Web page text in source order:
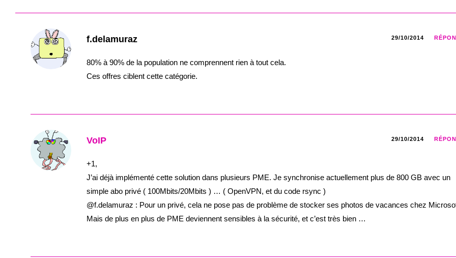
f.delamuraz 29/10/2014
80% à 90% de la population ne comprennent rien à tout cela.
Ces offres ciblent cette catégorie.
VoIP 29/10/2014
+1,
J’ai déjà implémenté cette solution dans plusieurs PME. Je synchronise actuellement plus de 800 GB avec un
simple abo privé ( 100Mbits/20Mbits ) … ( OpenVPN, et du code rsync )
@f.delamuraz : Pour un privé, cela ne pose pas de problème de stocker ses photos de vacances chez
Mais de plus en plus de PME deviennent sensibles à la sécurité, et c’est très bien …